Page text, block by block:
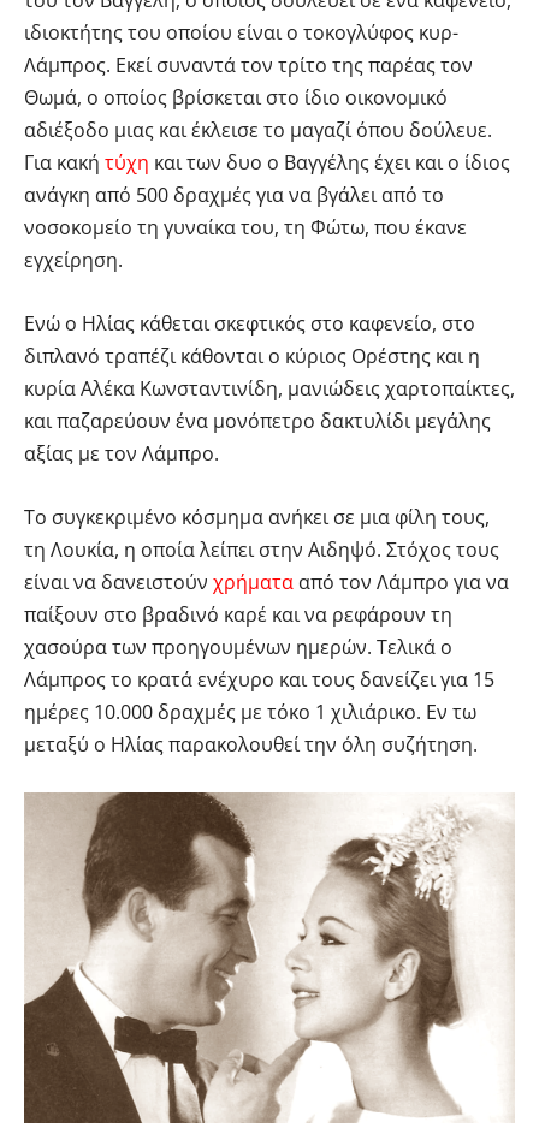
ιδιοκτήτης του οποίου είναι ο τοκογλύφος κυρ-
Λάμπρος. Εκεί συναντά τον τρίτο της παρέας τον
Θωμά, ο οποίος βρίσκεται στο ίδιο οικονομικό
αδιέξοδο μιας και έκλεισε το μαγαζί όπου δούλευε.
Για κακή τύχη και των δυο ο Βαγγέλης έχει και ο ίδιος
ανάγκη από 500 δραχμές για να βγάλει από το
νοσοκομείο τη γυναίκα του, τη Φώτω, που έκανε
εγχείρηση.
Ενώ ο Ηλίας κάθεται σκεφτικός στο καφενείο, στο
διπλανό τραπέζι κάθονται ο κύριος Ορέστης και η
κυρία Αλέκα Κωνσταντινίδη, μανιώδεις χαρτοπαίκτες,
και παζαρεύουν ένα μονόπετρο δακτυλίδι μεγάλης
αξίας με τον Λάμπρο.
Το συγκεκριμένο κόσμημα ανήκει σε μια φίλη τους,
τη Λουκία, η οποία λείπει στην Αιδηψό. Στόχος τους
είναι να δανειστούν χρήματα από τον Λάμπρο για να
παίξουν στο βραδινό καρέ και να ρεφάρουν τη
χασούρα των προηγουμένων ημερών. Τελικά ο
Λάμπρος το κρατά ενέχυρο και τους δανείζει για 15
ημέρες 10.000 δραχμές με τόκο 1 χιλιάρικο. Εν τω
μεταξύ ο Ηλίας παρακολουθεί την όλη συζήτηση.